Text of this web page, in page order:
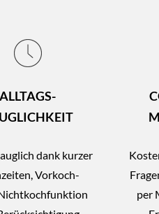
ALLTAGS-
dank kurzer
Vorkoch-
per